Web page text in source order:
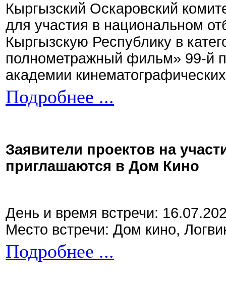
Кыргызский Оскаровский
для участия в национальном
Кыргызскую Республику в
полнометражный фильм» 99-й
академии
Подробнее ...
Заявители проектов на
приглашаются в Дом Кино
День и время встречи:
Место встречи: Дом кино,
Подробнее ...